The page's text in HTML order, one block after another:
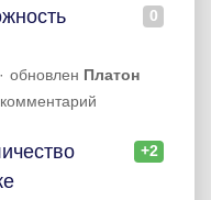
0
обновлен Платон
+2